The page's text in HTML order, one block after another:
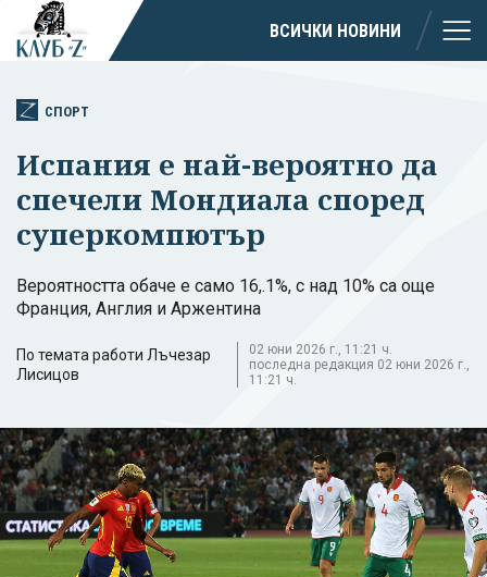
ВСИЧКИ НОВИНИ
СПОРТ
Испания е най-вероятно да
спечели Мондиала според
суперкомпютър
Вероятността обаче е само 16,.1%, с над 10% са още
Франция, Англия и Аржентина
По темата работи Лъчезар
Лисицов
02 юни 2026 г., 11:21 ч.
последна редакция 02 юни 2026 г.,
11:21 ч.